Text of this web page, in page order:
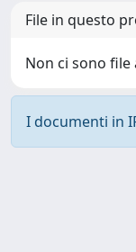
File in questo
Non ci sono
I documenti in